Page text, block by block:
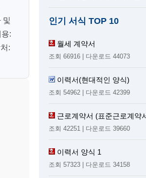
및
:
:
인기 서식 TOP 10
월세 계약서
조회 66916 | 다운로드 44073
이력서(현대적인 양식)
조회 54962 | 다운로드 42399
근로계약서 (표준근로계약
조회 42251 | 다운로드 39660
이력서 양식 1
조회 57323 | 다운로드 34158